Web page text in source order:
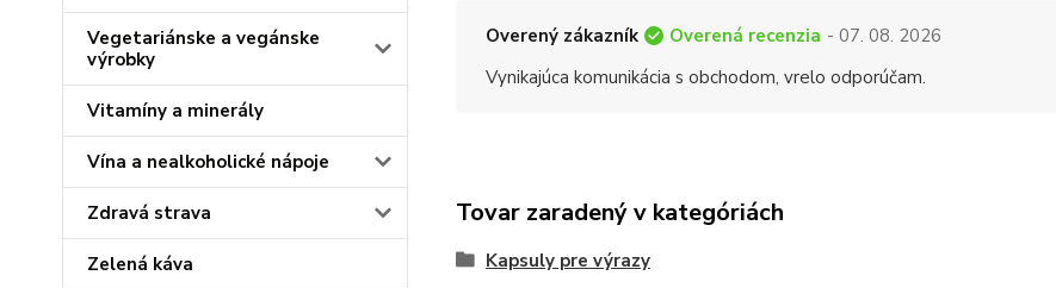
Vegetariánske a vegánske
výrobky
Vitamíny a minerály
Vína a nealkoholické nápoje
Zdravá strava
Zelená káva
Overený zákazník Overená recenzia - 07. 08. 2026
Vynikajúca komunikácia s obchodom, vrelo odporúčam.
Tovar zaradený v kategóriách
Kapsuly pre výrazy